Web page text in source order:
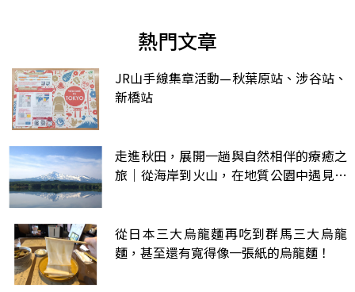
熱門文章
JR山手線集章活動—秋葉原站、涉谷站、
新橋站
走進秋田，展開一趟與自然相伴的療癒之
旅｜從海岸到火山，在地質公園中遇見大
從日本三大烏龍麵再吃到群馬三大烏龍
麵，甚至還有寬得像一張紙的烏龍麵！